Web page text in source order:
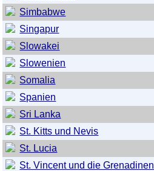
Simbabwe
Singapur
Slowakei
Slowenien
Somalia
Spanien
Sri Lanka
St. Kitts und Nevis
St. Lucia
St. Vincent und die Grenadinen